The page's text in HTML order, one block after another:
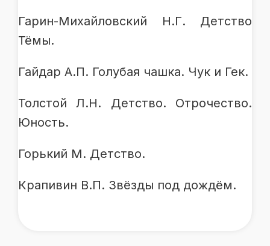
Гарин-Михайловский Н.Г. Детство
Тёмы.
Гайдар А.П. Голубая чашка. Чук и Гек.
Толстой Л.Н. Детство. Отрочество.
Юность.
Горький М. Детство.
Крапивин В.П. Звёзды под дождём.